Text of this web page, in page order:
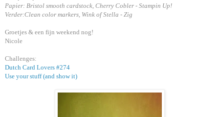
Papier: Bristol smooth cardstock, Cherry Cobler - Stampin Up!
Verder:Clean color markers, Wink of Stella - Zig
Groetjes & een fijn weekend nog!
Nicole
Challenges:
Dutch Card Lovers #274
Use your stuff (and show it)